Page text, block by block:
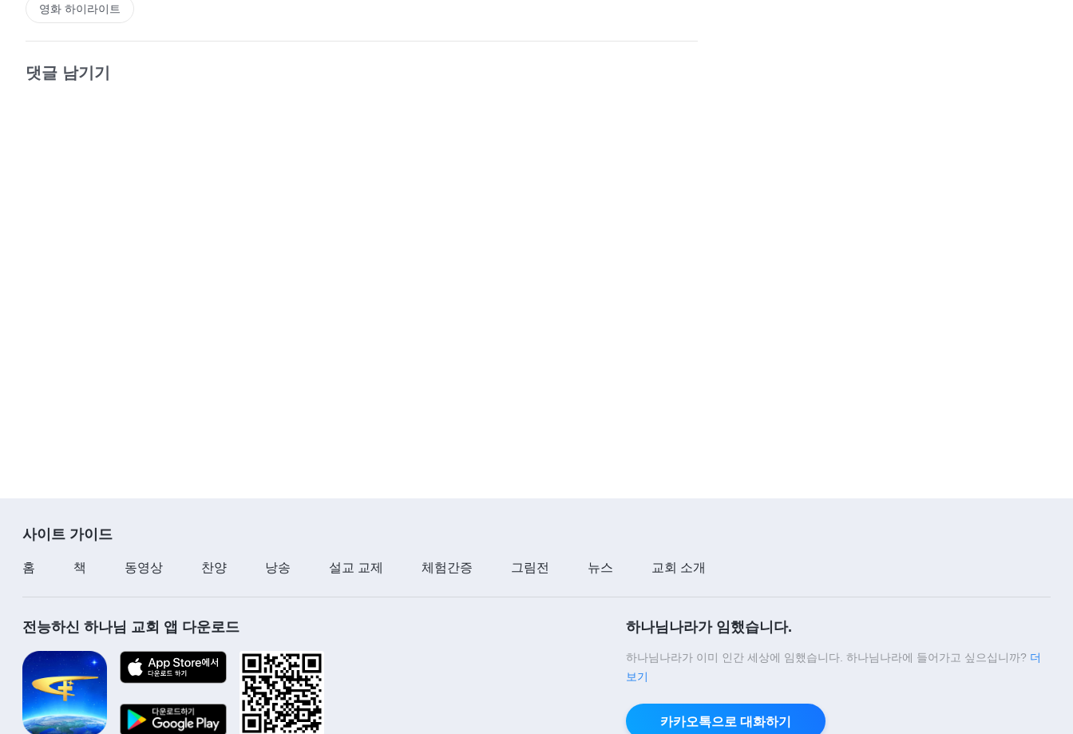
찬양 MV ＜육을 저버려야 하나님
당신 은총으로 정결케 되고 구원받았으니 어떻게 감사드려야 하리.
영화 하이라이트
댓글 남기기
사이트 가이드
홈 책 동영상 찬양 낭송 설교 교제 체험간증 그림전 뉴스 교회 소개
전능하신 하나님 교회 앱 다운로드 하나님나라가 임했습니다.
하나님나라가 이미 인간 세상에 임했습니다. 하나님나라에 들어가고 싶으십니까? 더
보기
카카오톡으로 대화하기